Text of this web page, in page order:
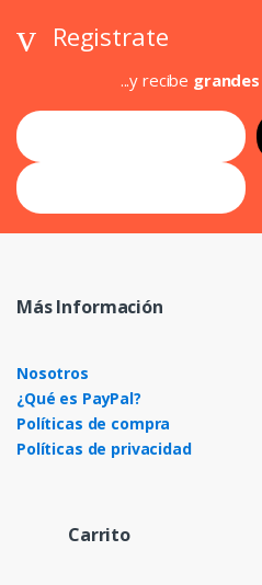
Registrate
...y recibe
Más Información
Nosotros
¿Qué es PayPal?
Políticas de compra
Políticas de privacidad
Carrito